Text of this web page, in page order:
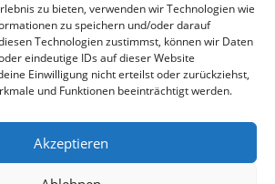
zu bieten, verwenden wir Technologien wie
zu speichern und/oder darauf
Technologien zustimmst, können wir Daten
eindeutige IDs auf dieser Website
Einwilligung nicht erteilst oder zurückziehst,
und Funktionen beeinträchtigt werden.
Akzeptieren
vorbehalten - Sarah Kailer